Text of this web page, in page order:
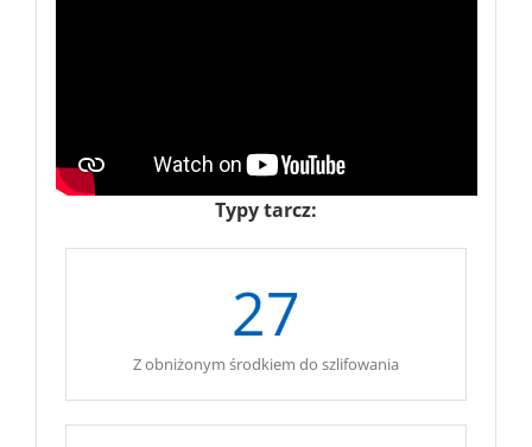
Typy tarcz:
27
Z obniżonym środkiem do szlifowania